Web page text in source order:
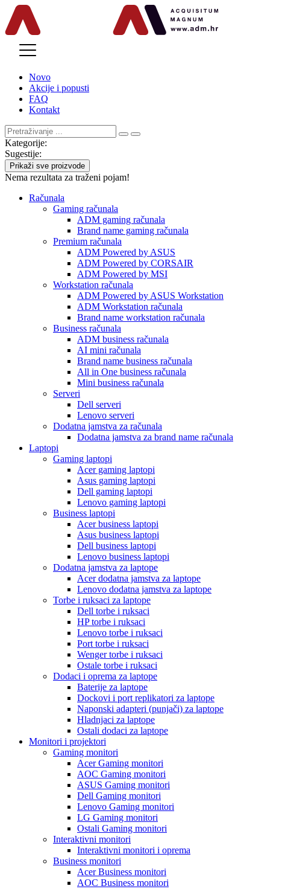
Novo
Akcije i popusti
FAQ
Kontakt
Kategorije:
Sugestije:
Prikaži sve proizvode
Nema rezultata za traženi pojam!
Računala
Gaming računala
ADM gaming računala
Brand name gaming računala
Premium računala
ADM Powered by ASUS
ADM Powered by CORSAIR
ADM Powered by MSI
Workstation računala
ADM Powered by ASUS Workstation
ADM Workstation računala
Brand name workstation računala
Business računala
ADM business računala
AI mini računala
Brand name business računala
All in One business računala
Mini business računala
Serveri
Dell serveri
Lenovo serveri
Dodatna jamstva za računala
Dodatna jamstva za brand name računala
Laptopi
Gaming laptopi
Acer gaming laptopi
Asus gaming laptopi
Dell gaming laptopi
Lenovo gaming laptopi
Business laptopi
Acer business laptopi
Asus business laptopi
Dell business laptopi
Lenovo business laptopi
Dodatna jamstva za laptope
Acer dodatna jamstva za laptope
Lenovo dodatna jamstva za laptope
Torbe i ruksaci za laptope
Dell torbe i ruksaci
HP torbe i ruksaci
Lenovo torbe i ruksaci
Port torbe i ruksaci
Wenger torbe i ruksaci
Ostale torbe i ruksaci
Dodaci i oprema za laptope
Baterije za laptope
Dockovi i port replikatori za laptope
Naponski adapteri (punjači) za laptope
Hladnjaci za laptope
Ostali dodaci za laptope
Monitori i projektori
Gaming monitori
Acer Gaming monitori
AOC Gaming monitori
ASUS Gaming monitori
Dell Gaming monitori
Lenovo Gaming monitori
LG Gaming monitori
Ostali Gaming monitori
Interaktivni monitori
Interaktivni monitori i oprema
Business monitori
Acer Business monitori
AOC Business monitori